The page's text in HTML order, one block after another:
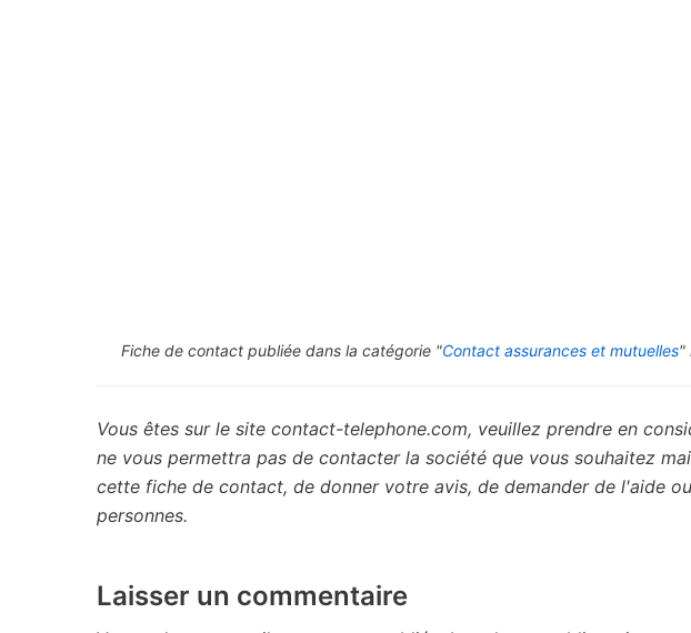
Fiche de contact publiée dans la catégorie "Contact assurances et mutuelles"
Vous êtes sur le site contact-telephone.com, veuillez prendre en
ne vous permettra pas de contacter la société que vous souhaitez
cette fiche de contact, de donner votre avis, de demander de l'aide
personnes.
Laisser un commentaire